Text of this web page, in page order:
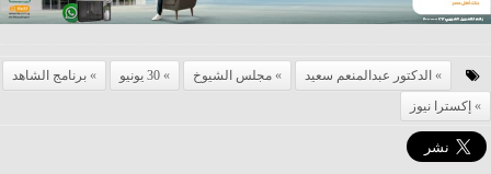
الدكتور عبدالمنعم سعيد مجلس الشيوخ 30 يونيو
برنامج الشاهد
إكسترا نيوز